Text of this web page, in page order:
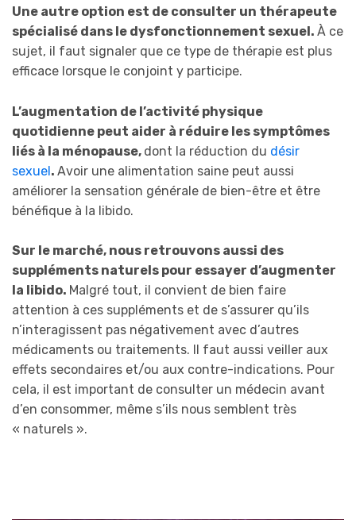
Une autre option est de consulter un thérapeute
spécialisé dans le dysfonctionnement sexuel. À ce
sujet, il faut signaler que ce type de thérapie est plus
efficace lorsque le conjoint y participe.
L’augmentation de l’activité physique
quotidienne peut aider à réduire les symptômes
liés à la ménopause, dont la réduction du désir
sexuel. Avoir une alimentation saine peut aussi
améliorer la sensation générale de bien-être et être
bénéfique à la libido.
Sur le marché, nous retrouvons aussi des
suppléments naturels pour essayer d’augmenter
la libido. Malgré tout, il convient de bien faire
attention à ces suppléments et de s’assurer qu’ils
n’interagissent pas négativement avec d’autres
médicaments ou traitements. Il faut aussi veiller aux
effets secondaires et/ou aux contre-indications. Pour
cela, il est important de consulter un médecin avant
d’en consommer, même s’ils nous semblent très
« naturels ».